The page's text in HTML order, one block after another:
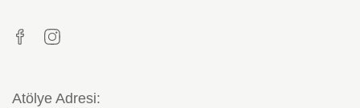
Atölye Adresi: